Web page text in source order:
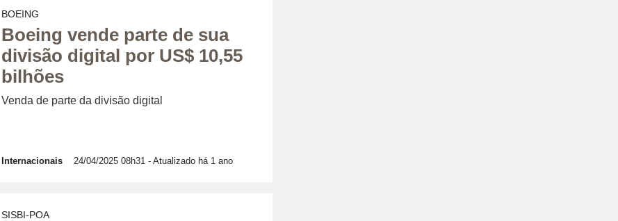
BOEING
Boeing vende parte de sua
divisão digital por US$ 10,55
bilhões
Venda de parte da divisão digital
Internacionais 24/04/2025 08h31 - Atualizado há 1 ano
SISBI-POA